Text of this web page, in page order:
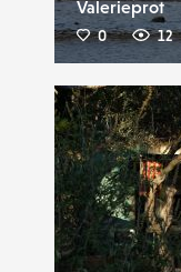
Valerieprot
0 12